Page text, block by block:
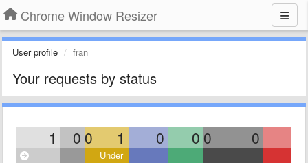
Chrome Window Resizer
User profile fran
Your requests by status
1 0 0 1 0 0 0 0
Under